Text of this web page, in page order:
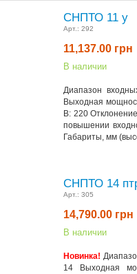
СНПТО 11 у
Арт.: 292
11,137.00 грн
В наличии
Диапазон
Выходная
В: 220
повышении
Габариты, мм
СНПТО 14
Арт.: 305
14,790.00 грн
В наличии
Новинка!
14 Выходная